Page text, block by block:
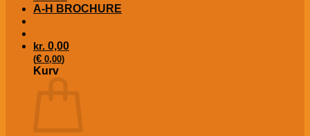
A-H BROCHURE
kr. 0,00
(€ 0,00)
Kurv